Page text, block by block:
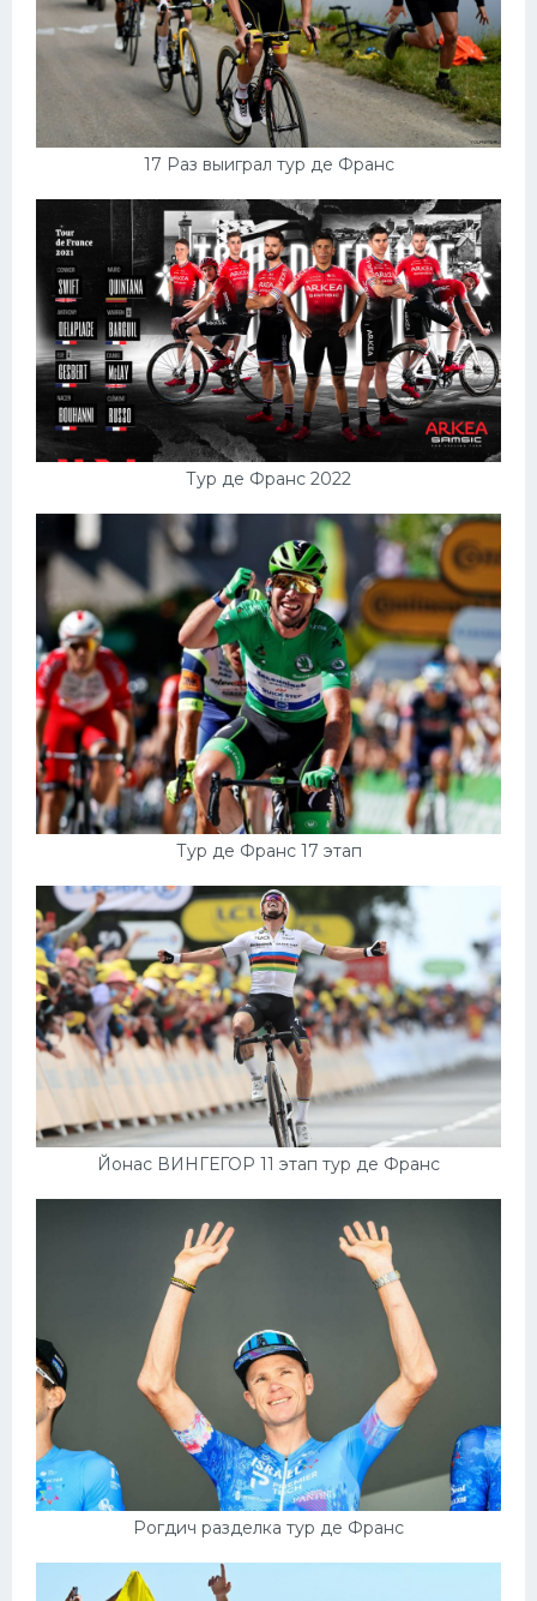
17 Раз выиграл тур де Франс
Тур де Франс 2022
Тур де Франс 17 этап
Йонас ВИНГЕГОР 11 этап тур де Франс
Рогдич разделка тур де Франс